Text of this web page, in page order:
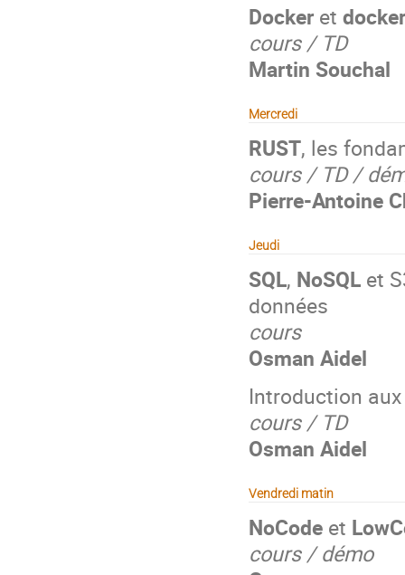
Docker et
cours / TD
Martin Souchal
Mercredi
RUST, les
cours / TD /
Pierre-Antoine
Jeudi
SQL, NoSQL et
données
cours
Osman Aidel
Introduction
cours / TD
Osman Aidel
Vendredi matin
NoCode et
cours / démo